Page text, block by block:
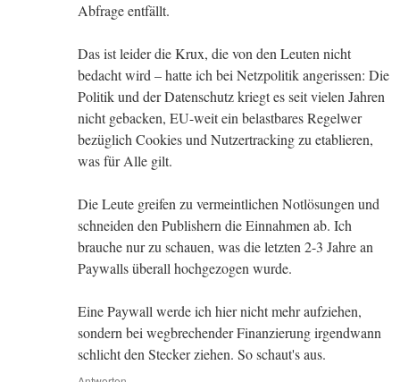
Abfrage entfällt.
Das ist leider die Krux, die von den Leuten nicht
bedacht wird – hatte ich bei Netzpolitik angerissen: Die
Politik und der Datenschutz kriegt es seit vielen Jahren
nicht gebacken, EU-weit ein belastbares Regelwer
bezüglich Cookies und Nutzertracking zu etablieren,
was für Alle gilt.
Die Leute greifen zu vermeintlichen Notlösungen und
schneiden den Publishern die Einnahmen ab. Ich
brauche nur zu schauen, was die letzten 2-3 Jahre an
Paywalls überall hochgezogen wurde.
Eine Paywall werde ich hier nicht mehr aufziehen,
sondern bei wegbrechender Finanzierung irgendwann
schlicht den Stecker ziehen. So schaut's aus.